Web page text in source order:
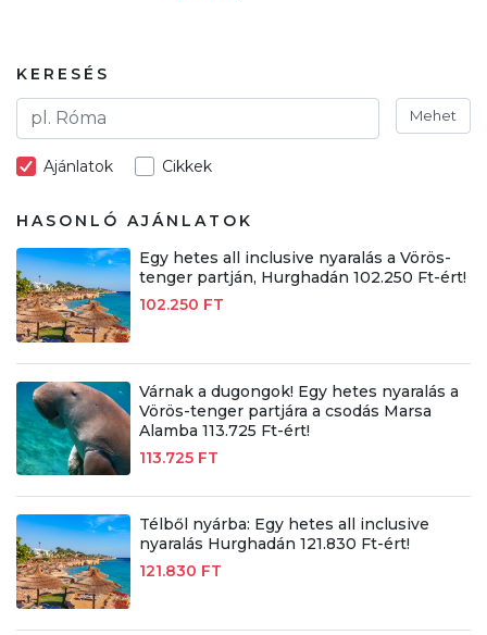
KERESÉS
Mehet
Ajánlatok Cikkek
HASONLÓ AJÁNLATOK
Egy hetes all inclusive nyaralás a Vörös-
tenger partján, Hurghadán 102.250 Ft-ért!
102.250 FT
Várnak a dugongok! Egy hetes nyaralás a
Vörös-tenger partjára a csodás Marsa
Alamba 113.725 Ft-ért!
113.725 FT
Télből nyárba: Egy hetes all inclusive
nyaralás Hurghadán 121.830 Ft-ért!
121.830 FT